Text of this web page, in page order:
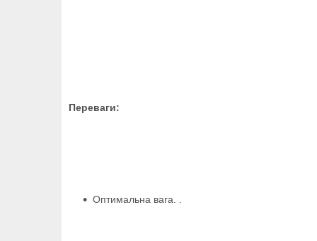
Переваги:
Оптимальна вага. .